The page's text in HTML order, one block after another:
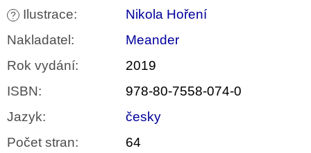
? Ilustrace:
Nikola Hoření
Nakladatel :
Meander
Rok vydání:
2019
ISBN:
978-80-7558-074-0
Jazyk:
česky
Počet stran:
64